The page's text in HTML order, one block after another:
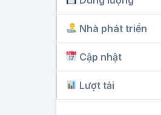
Nhà phát triển
Cập nhật
Lượt tải